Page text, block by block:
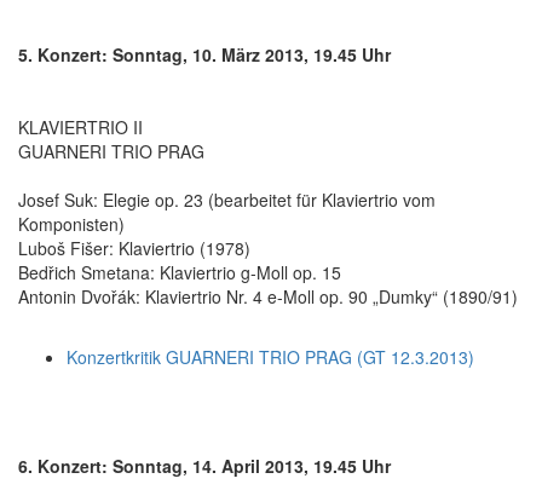
5. Konzert: Sonntag, 10. März 2013, 19.45 Uhr
KLAVIERTRIO II
GUARNERI TRIO PRAG
Josef Suk: Elegie op. 23 (bearbeitet für Klaviertrio vom
Komponisten)
Luboš Fišer: Klaviertrio (1978)
Bedřich Smetana: Klaviertrio g-Moll op. 15
Antonin Dvořák: Klaviertrio Nr. 4 e-Moll op. 90 „Dumky“ (1890/91)
Konzertkritik GUARNERI TRIO PRAG (GT 12.3.2013)
6. Konzert: Sonntag, 14. April 2013, 19.45 Uhr